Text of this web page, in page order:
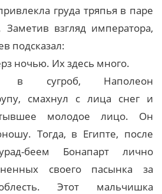
груда тряпья в паре
взгляд императора,
подсказал:
ночью. Их здесь много.
в сугроб, Наполеон
смахнул с лица снег и
молодое лицо. Он
Тогда, в Египте, после
беем Бонапарт лично
своего пасынка за
Этот мальчишка